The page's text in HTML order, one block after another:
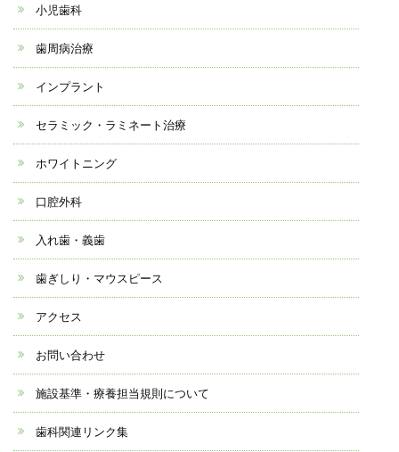
小児歯科
歯周病治療
インプラント
セラミック・ラミネート治療
ホワイトニング
口腔外科
入れ歯・義歯
歯ぎしり・マウスピース
アクセス
お問い合わせ
施設基準・療養担当規則について
歯科関連リンク集